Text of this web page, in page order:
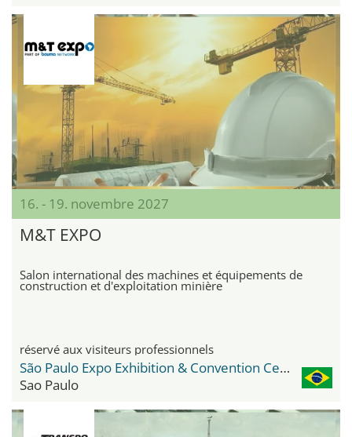
16. - 19. novembre 2027
M&T EXPO
Salon international des machines et équipements de
construction et d'exploitation minière
réservé aux visiteurs professionnels
São Paulo Expo Exhibition & Convention Center
Sao Paulo